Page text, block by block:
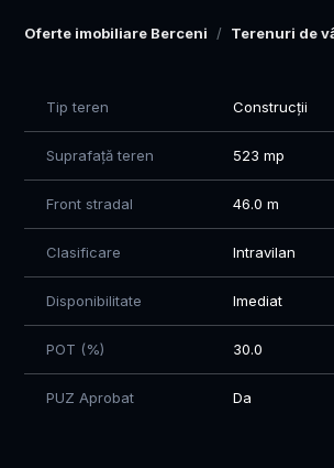
Oferte imobiliare Berceni Terenuri de
✅ Acces facil către București și șoseaua
✅ Zonă în dezvoltare, cu vecini și
cu avans 30%
📐 Suprafețe disponibile: începând de la:
💰 Preț avantajos, direct de la dezvoltator
📞 Pentru detalii si vizionari: 0784.74.74.51
Tip teren Construcții
Suprafață teren 523 mp
Front stradal 46.0 m
Clasificare Intravilan
Disponibilitate Imediat
POT (%) 30.0
PUZ Aprobat Da